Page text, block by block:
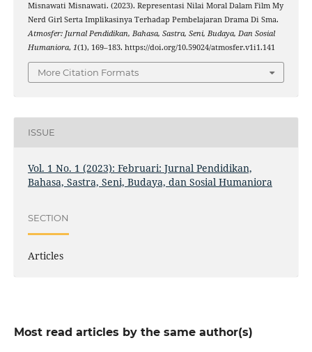
Misnawati Misnawati. (2023). Representasi Nilai Moral Dalam Film My
Nerd Girl Serta Implikasinya Terhadap Pembelajaran Drama Di Sma.
Atmosfer: Jurnal Pendidikan, Bahasa, Sastra, Seni, Budaya, Dan Sosial
Humaniora, 1(1), 169–183. https://doi.org/10.59024/atmosfer.v1i1.141
More Citation Formats
ISSUE
Vol. 1 No. 1 (2023): Februari: Jurnal Pendidikan,
Bahasa, Sastra, Seni, Budaya, dan Sosial Humaniora
SECTION
Articles
Most read articles by the same author(s)